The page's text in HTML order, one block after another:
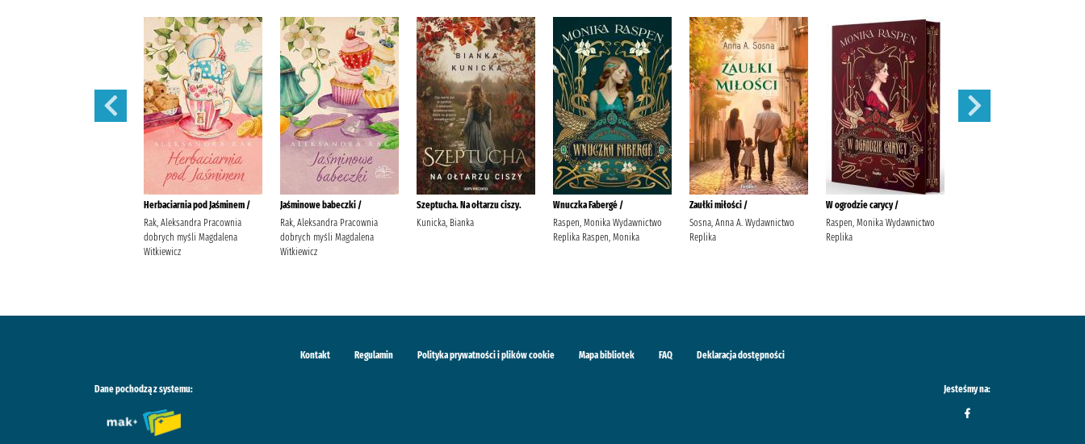
Herbaciarnia pod Jaśminem /
Rak, Aleksandra Pracownia
dobrych myśli Magdalena
Witkiewicz
Jaśminowe babeczki /
Rak, Aleksandra Pracownia
dobrych myśli Magdalena
Witkiewicz
Szeptucha. Na ołtarzu ciszy.
Kunicka, Bianka
Wnuczka Fabergé /
Raspen, Monika Wydawnictwo
Replika Raspen, Monika
Zaułki miłości /
Sosna, Anna A. Wydawnictwo
Replika
W ogrodzie carycy /
Raspen, Monika Wydawnictwo
Replika
Kontakt Regulamin Polityka prywatności i plików cookie Mapa bibliotek FAQ Deklaracja dostępności
Dane pochodzą z systemu: Jesteśmy na: